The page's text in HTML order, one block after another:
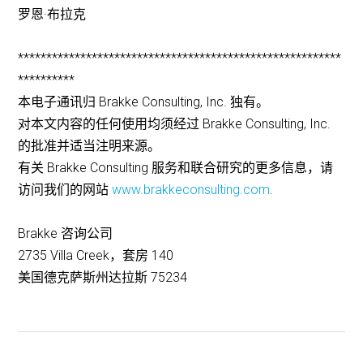
罗恩·布拉克
*********************************************************
**********
本电子通讯归 Brakke Consulting, Inc. 独有。
对本文内容的任何使用均须经过 Brakke Consulting, Inc.
的批准并适当注明来源。
有关 Brakke Consulting 服务和联合研究的更多信息，请
访问我们的网站www.brakkeconsulting.com.
Brakke 咨询公司
2735 Villa Creek，套房 140
美国德克萨斯州达拉斯 75234